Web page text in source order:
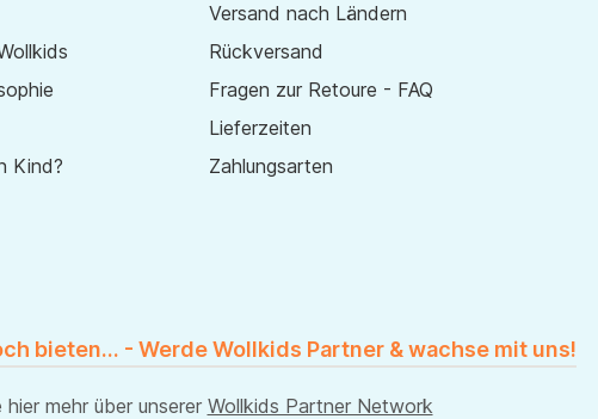
Kind?
Versand nach Ländern
Rückversand
Fragen zur Retoure - FAQ
Lieferzeiten
Zahlungsarten
bieten... - Werde Wollkids Partner & wachse mit uns!
hier mehr über unserer Wollkids Partner Network